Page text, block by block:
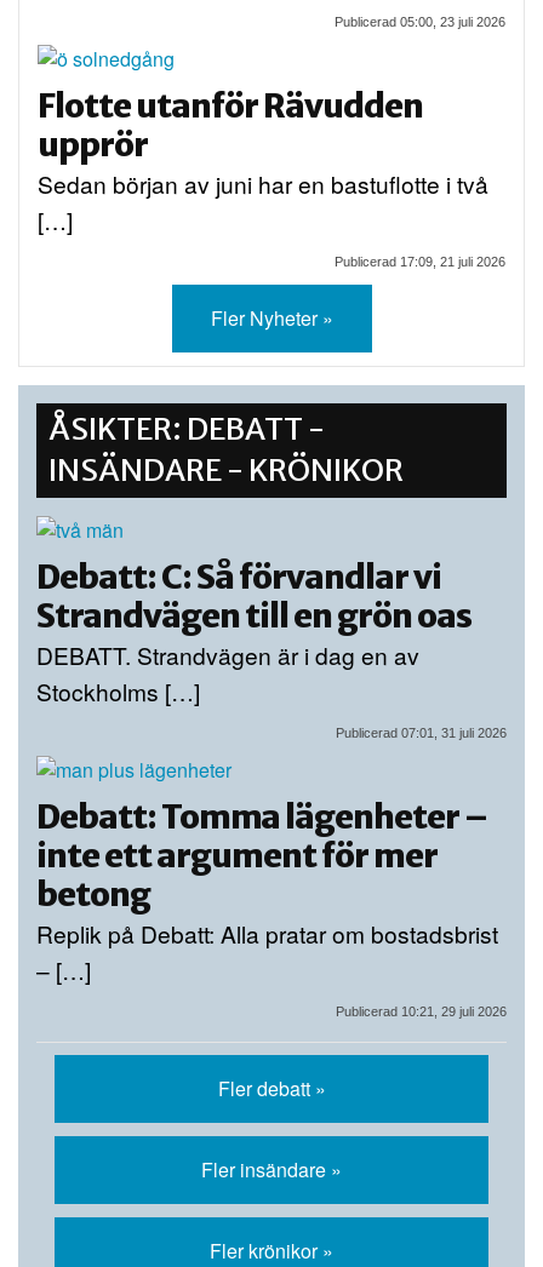
Publicerad 05:00, 23 juli 2026
Flotte utanför Rävudden
upprör
Sedan början av juni har en bastuflotte i två
[…]
Publicerad 17:09, 21 juli 2026
Fler Nyheter »
ÅSIKTER: DEBATT -
INSÄNDARE - KRÖNIKOR
Debatt: C: Så förvandlar vi
Strandvägen till en grön oas
DEBATT. Strandvägen är i dag en av
Stockholms […]
Publicerad 07:01, 31 juli 2026
Debatt: Tomma lägenheter –
inte ett argument för mer
betong
Replik på Debatt: Alla pratar om bostadsbrist
– […]
Publicerad 10:21, 29 juli 2026
Fler debatt »
Fler insändare »
Fler krönikor »